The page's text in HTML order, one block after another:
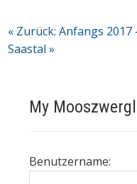
« Zurück: Anfangs 2017
Saastal »
My
Benutzername: